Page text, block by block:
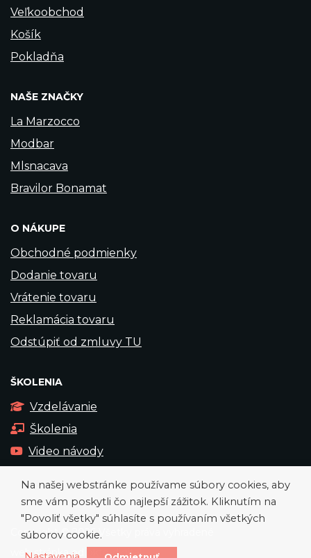
Veľkoobchod
Košík
Pokladňa
NAŠE ZNAČKY
La Marzocco
Modbar
Mlsnacava
Bravilor Bonamat
O NÁKUPE
Obchodné podmienky
Dodanie tovaru
Vrátenie tovaru
Reklamácia tovaru
Odstúpiť od zmluvy TU
ŠKOLENIA
Vzdelávanie
Školenia
Video návody
Copyright © 2026 Všetky práva vyhradené
web stránka od
okto-digital
Na našej webstránke používame súbory cookies, aby
sme vám poskytli čo najlepší zážitok. Kliknutím na
"Povoliť všetky" súhlasíte s používaním všetkých
súborov cookie.